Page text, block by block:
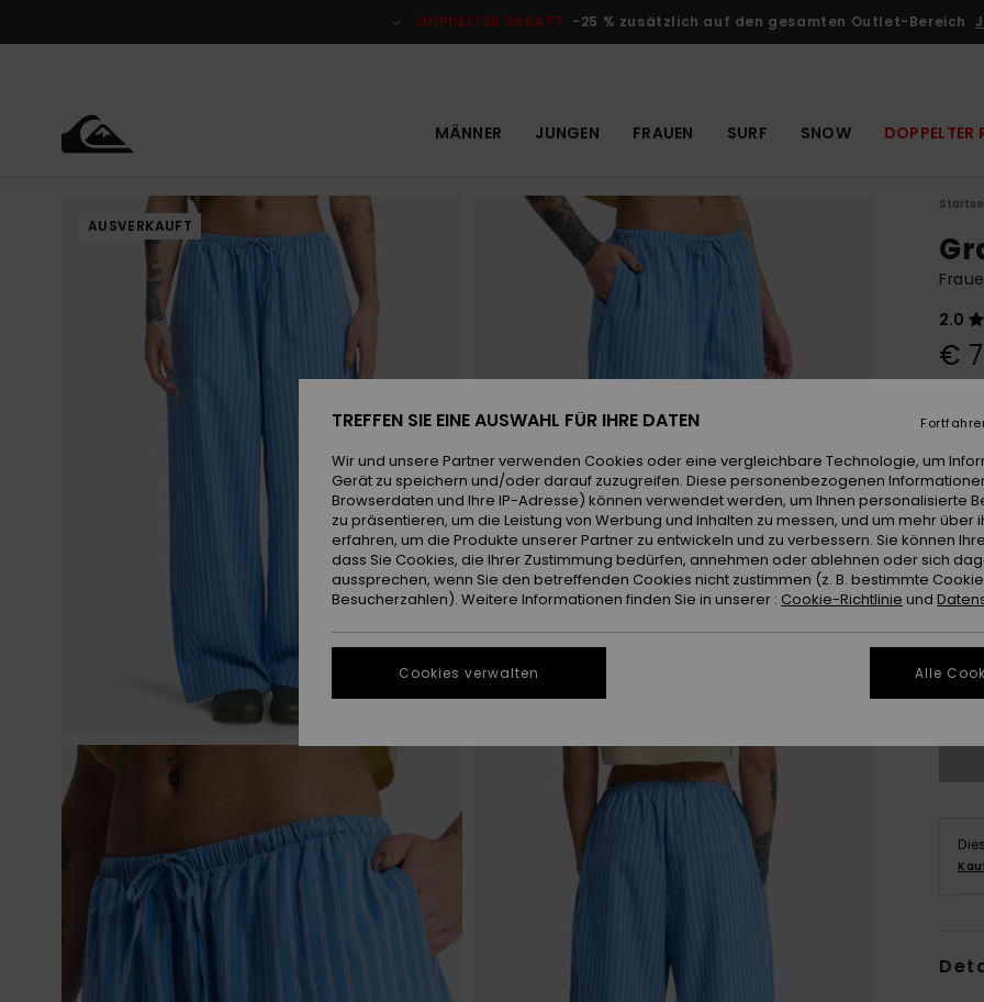
DOPPELTER RABATT -25 % zusätzlich auf den gesamten Outlet-Bereich
MÄNNER JUNGEN FRAUEN SURF SNOW DOPPELTER
AUSVERKAUFT
2.0
€
XS
TREFFEN SIE EINE AUSWAHL FÜR IHRE DATEN
Wir und unsere Partner verwenden Cookies oder eine vergleichbare Technologie, um
Gerät zu speichern und/oder darauf zuzugreifen. Diese personenbezogenen
Browserdaten und Ihre IP-Adresse) können verwendet werden, um Ihnen personalisierte
zu präsentieren, um die Leistung von Werbung und Inhalten zu messen, und um mehr über
erfahren, um die Produkte unserer Partner zu entwickeln und zu verbessern. Sie können
dass Sie Cookies, die Ihrer Zustimmung bedürfen, annehmen oder ablehnen oder sich
aussprechen, wenn Sie den betreffenden Cookies nicht zustimmen (z. B. bestimmte
Besucherzahlen). Weitere Informationen finden Sie in unserer : Cookie-Richtlinie und
Cookies verwalten Alle